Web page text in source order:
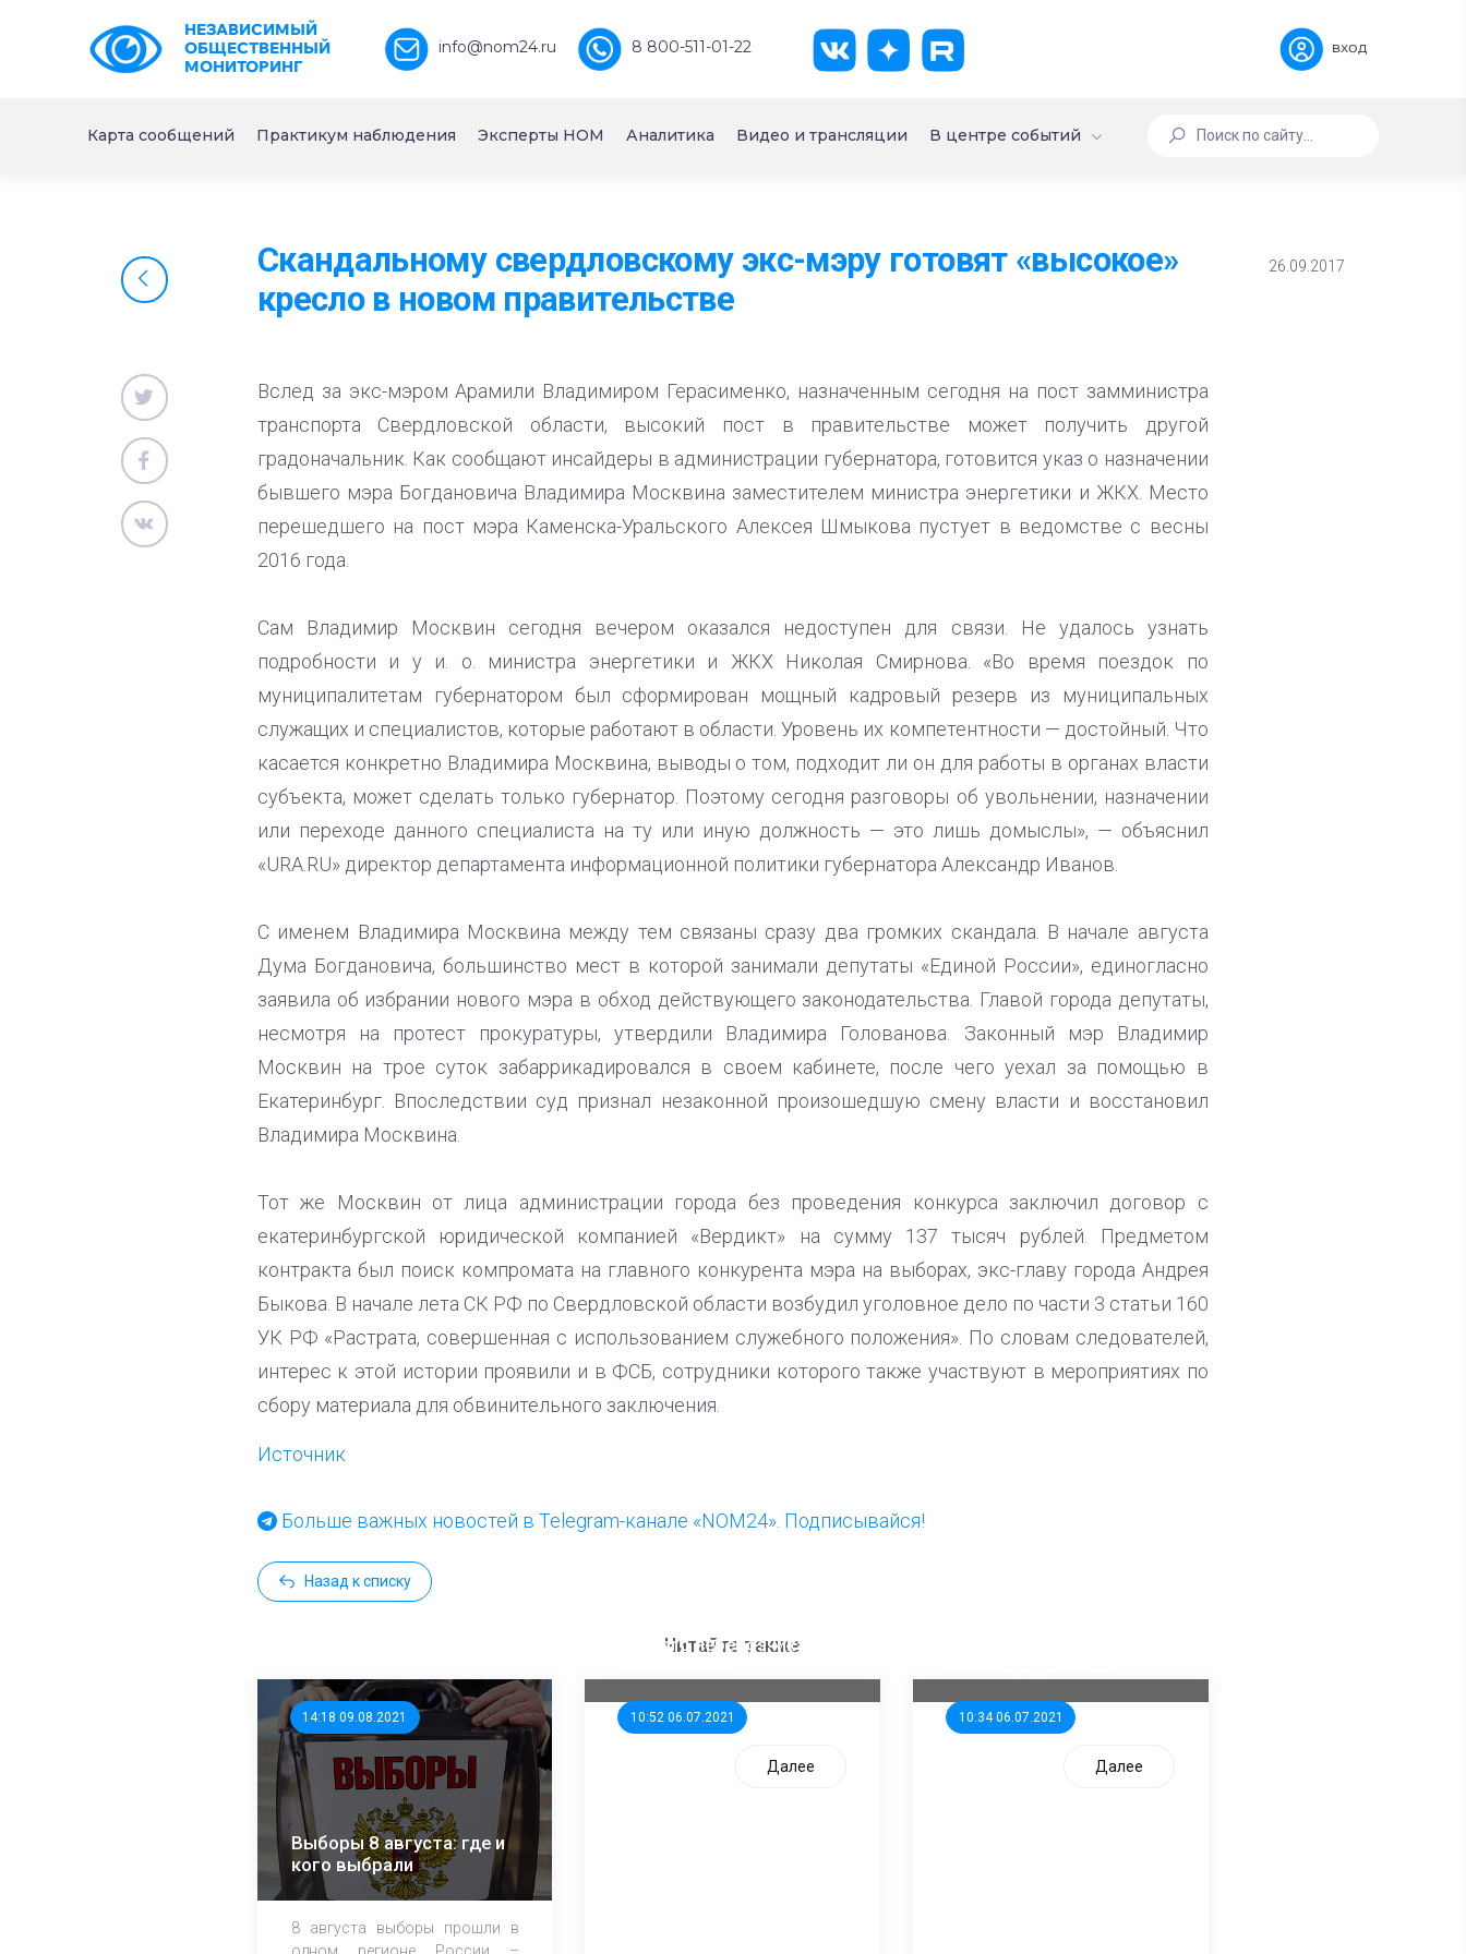
НЕЗАВИСИМЫЙ
ОБЩЕСТВЕННЫЙ
МОНИТОРИНГ
info@nom24.ru 8 800-511-01-22 вход
Карта сообщений Практикум наблюдения Эксперты НОМ Аналитика Видео и трансляции В центре событий
Скандальному свердловскому экс-мэру готовят «высокое»
кресло в новом правительстве
26.09.2017
Вслед за экс-мэром Арамили Владимиром Герасименко, назначенным сегодня на пост замминистра
транспорта Свердловской области, высокий пост в правительстве может получить другой
градоначальник. Как сообщают инсайдеры в администрации губернатора, готовится указ о назначении
бывшего мэра Богдановича Владимира Москвина заместителем министра энергетики и ЖКХ. Место
перешедшего на пост мэра Каменска-Уральского Алексея Шмыкова пустует в ведомстве с весны
2016 года.
Сам Владимир Москвин сегодня вечером оказался недоступен для связи. Не удалось узнать
подробности и у и. о. министра энергетики и ЖКХ Николая Смирнова. «Во время поездок по
муниципалитетам губернатором был сформирован мощный кадровый резерв из муниципальных
служащих и специалистов, которые работают в области. Уровень их компетентности — достойный. Что
касается конкретно Владимира Москвина, выводы о том, подходит ли он для работы в органах власти
субъекта, может сделать только губернатор. Поэтому сегодня разговоры об увольнении, назначении
или переходе данного специалиста на ту или иную должность — это лишь домыслы», — объяснил
«URA.RU» директор департамента информационной политики губернатора Александр Иванов.
С именем Владимира Москвина между тем связаны сразу два громких скандала. В начале августа
Дума Богдановича, большинство мест в которой занимали депутаты «Единой России», единогласно
заявила об избрании нового мэра в обход действующего законодательства. Главой города депутаты,
несмотря на протест прокуратуры, утвердили Владимира Голованова. Законный мэр Владимир
Москвин на трое суток забаррикадировался в своем кабинете, после чего уехал за помощью в
Екатеринбург. Впоследствии суд признал незаконной произошедшую смену власти и восстановил
Владимира Москвина.
Тот же Москвин от лица администрации города без проведения конкурса заключил договор с
екатеринбургской юридической компанией «Вердикт» на сумму 137 тысяч рублей. Предметом
контракта был поиск компромата на главного конкурента мэра на выборах, экс-главу города Андрея
Быкова. В начале лета СК РФ по Свердловской области возбудил уголовное дело по части 3 статьи 160
УК РФ «Растрата, совершенная с использованием служебного положения». По словам следователей,
интерес к этой истории проявили и в ФСБ, сотрудники которого также участвуют в мероприятиях по
сбору материала для обвинительного заключения.
Источник
Больше важных новостей в Telegram-канале «NOM24». Подписывайся!
Назад к списку
Читайте также
14:18 09.08.2021
Выборы 8 августа: где и
кого выбрали
8 августа выборы прошли в
одном регионе России –
10:52 06.07.2021
единого перевозчика для
Далее
10:34 06.07.2021
Далее